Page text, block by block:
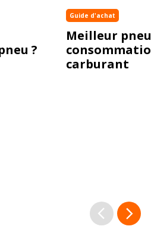
?
Guide d'achat
Meilleur
carburant